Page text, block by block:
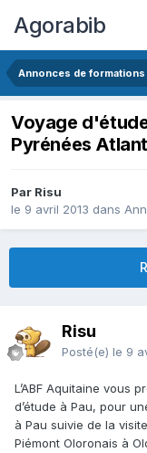
Agorabib
Annonces de
Voyage
Pyrénées
Par Risu
le 9 avril 2013 dans
Risu
Posté(e) le 9
L’ABF Aquitaine vous
d’étude à Pau, pour
à Pau suivie de la
Piémont Oloronais à